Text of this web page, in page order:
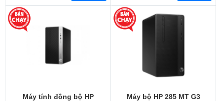
Máy tính đồng bộ HP
Máy bộ HP 285 MT G3